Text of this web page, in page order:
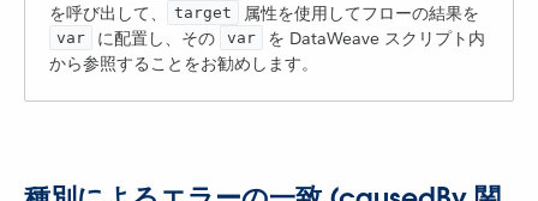
を呼び出して、​
target ​ 属性を使用してフローの結果を ​
var ​ に配置し、その ​ var
​ を DataWeave スクリプト内
から参照することをお勧めします。